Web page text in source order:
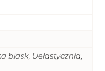
blask, Uelastycznia,